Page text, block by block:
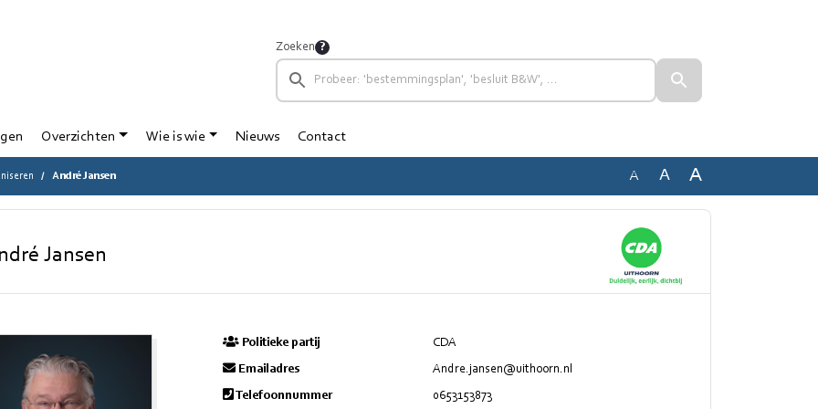
Zoeken
Overzichten Wie is wie Nieuws Contact
André Jansen A A A
Jansen
Politieke partij CDA
Emailadres Andre.jansen@uithoorn.nl
Telefoonnummer 0653153873